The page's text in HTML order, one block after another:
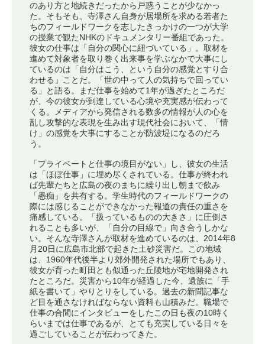
のあり方と地続きだったから戸惑うことが少なかっ
た。そもそも、寺澤さん自身が居場所を求める若者た
ちのフィールドワークを志したきっかけの一つが大学
の授業で観たNHKのドキュメンタリー番組であった。
彼女の仕事は「自分の関心に紐づいている」。取材を
進めて対象者を取り巻く出来事を学ぶなかで大事にし
ているのは「自分はこう、という自分の感覚とすり合
わせる」ことだ。「世の中って人の気持ちで回ってい
る」と語る。まだ仕事を始めて1年が過ぎたところだ
が、今の彼女が到達している心境や充実感が伝わって
くる。メディアから発信される数多の情報が人の心を
乱し攻撃的な表現を生み出す現代社会において、「情
け」の感覚を大事にすることが防波堤になるのだろ
う。
「プライベートと仕事の境目がない」し、彼女の生活
は「ほぼ仕事」に埋め尽くされている。仕事が終われ
ば先輩たちと広島の夜のまちに繰り出し朝まで飲み
「愚痴」を共有する。学生時代のフィールドワークの
際には感じることができなかった報道の責任の重さを
痛感している。「扱っているものの大きさ」に圧倒さ
れることも多いが、「自分の目線で」向き合うしかな
い。そんな寺澤さんが取材を進めているのは、2014年8
月20日に広島市北部で起きた土砂災害だ。この地域
は、1960年代後半より郊外開発された場所でもあり、
彼女が育った町田とも似通った丘陵地が宅地開発され
たところだ。災害から10年が経過した今、遺族に「手
紙を書いて」やりとりをしている。過去の新聞記事な
ど目を通さなければならない資料も山積みだ。職場で
仕事の合間にインタビューをしたこの日も夜の10時く
らいまでは仕事であるが、とても充実している日々を
過ごしていることが伝わってきた。